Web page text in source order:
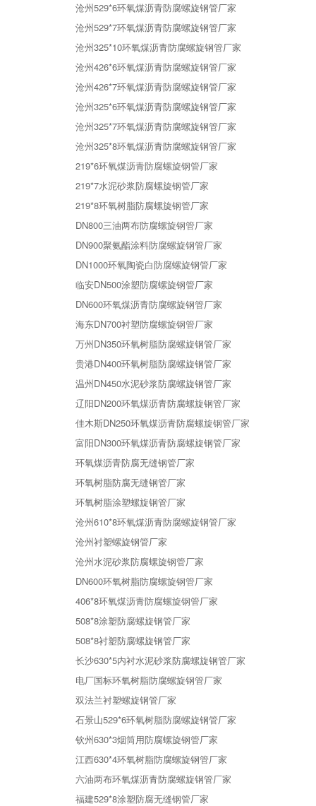
沧州529*6环氧煤沥青防腐螺旋钢管厂家
沧州529*7环氧煤沥青防腐螺旋钢管厂家
沧州325*10环氧煤沥青防腐螺旋钢管厂家
沧州426*6环氧煤沥青防腐螺旋钢管厂家
沧州426*7环氧煤沥青防腐螺旋钢管厂家
沧州325*6环氧煤沥青防腐螺旋钢管厂家
沧州325*7环氧煤沥青防腐螺旋钢管厂家
沧州325*8环氧煤沥青防腐螺旋钢管厂家
219*6环氧煤沥青防腐螺旋钢管厂家
219*7水泥砂浆防腐螺旋钢管厂家
219*8环氧树脂防腐螺旋钢管厂家
DN800三油两布防腐螺旋钢管厂家
DN900聚氨酯涂料防腐螺旋钢管厂家
DN1000环氧陶瓷白防腐螺旋钢管厂家
临安DN500涂塑防腐螺旋钢管厂家
DN600环氧煤沥青防腐螺旋钢管厂家
海东DN700衬塑防腐螺旋钢管厂家
万州DN350环氧树脂防腐螺旋钢管厂家
贵港DN400环氧树脂防腐螺旋钢管厂家
温州DN450水泥砂浆防腐螺旋钢管厂家
辽阳DN200环氧煤沥青防腐螺旋钢管厂家
佳木斯DN250环氧煤沥青防腐螺旋钢管厂家
富阳DN300环氧煤沥青防腐螺旋钢管厂家
环氧煤沥青防腐无缝钢管厂家
环氧树脂防腐无缝钢管厂家
环氧树脂涂塑螺旋钢管厂家
沧州610*8环氧煤沥青防腐螺旋钢管厂家
沧州衬塑螺旋钢管厂家
沧州水泥砂浆防腐螺旋钢管厂家
DN600环氧树脂防腐螺旋钢管厂家
406*8环氧煤沥青防腐螺旋钢管厂家
508*8涂塑防腐螺旋钢管厂家
508*8衬塑防腐螺旋钢管厂家
长沙630*5内衬水泥砂浆防腐螺旋钢管厂家
电厂国标环氧树脂防腐螺旋钢管厂家
双法兰衬塑螺旋钢管厂家
石景山529*6环氧树脂防腐螺旋钢管厂家
钦州630*3烟筒用防腐螺旋钢管厂家
江西630*4环氧树脂防腐螺旋钢管厂家
六油两布环氧煤沥青防腐螺旋钢管厂家
福建529*8涂塑防腐无缝钢管厂家